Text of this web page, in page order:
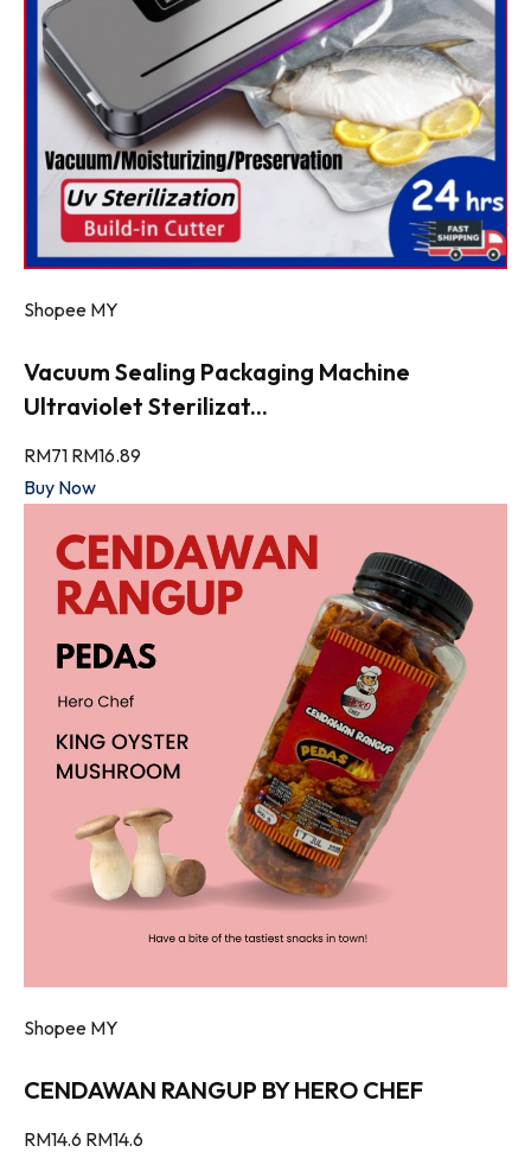
Shopee MY
Vacuum Sealing Packaging Machine
Ultraviolet Sterilizat...
RM71 RM16.89
Buy Now
Shopee MY
CENDAWAN RANGUP BY HERO CHEF
RM14.6 RM14.6